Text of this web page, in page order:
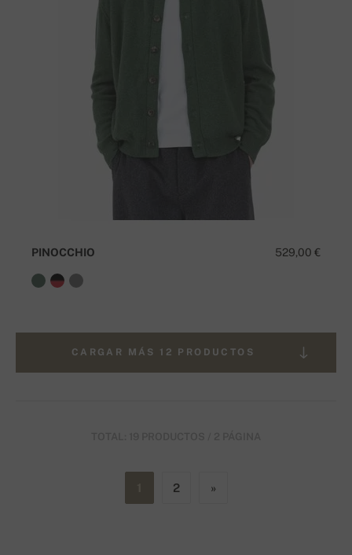
529,00 €
PINOCCHIO
CARGAR MÁS 12 PRODUCTOS
2 »